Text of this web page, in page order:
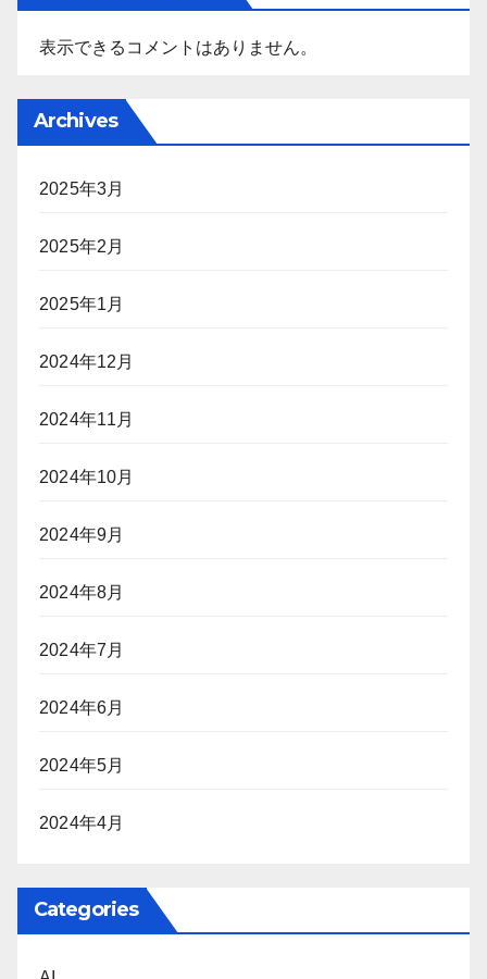
表示できるコメントはありません。
Archives
2025年3月
2025年2月
2025年1月
2024年12月
2024年11月
2024年10月
2024年9月
2024年8月
2024年7月
2024年6月
2024年5月
2024年4月
Categories